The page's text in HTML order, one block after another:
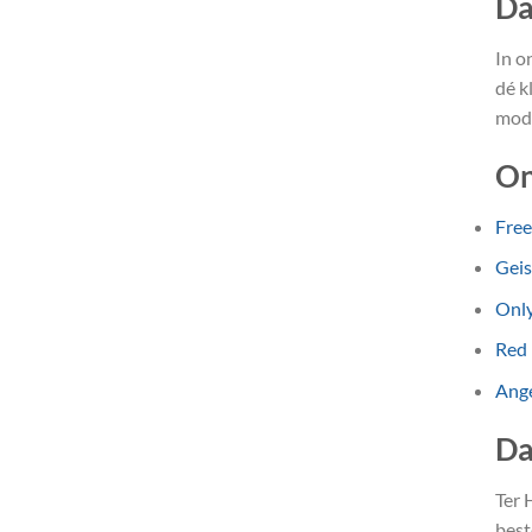
In
dé
Ter